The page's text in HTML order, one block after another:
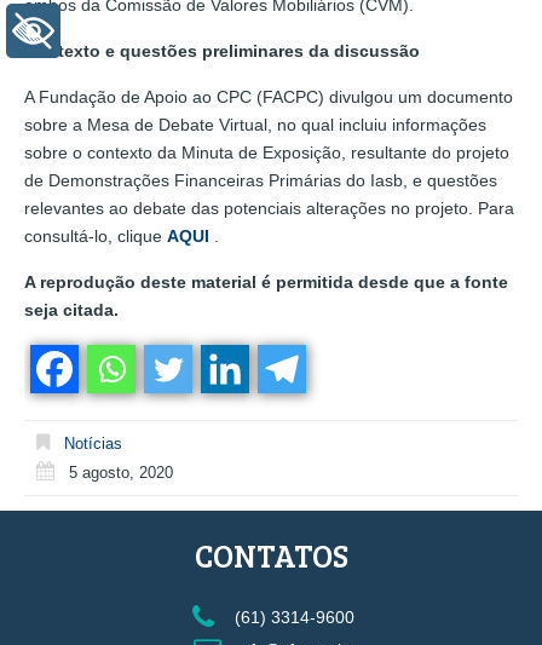
ambos da Comissão de Valores Mobiliários (CVM).
Contexto e questões preliminares da discussão
A Fundação de Apoio ao CPC (FACPC) divulgou um documento
sobre a Mesa de Debate Virtual, no qual incluiu informações
sobre o contexto da Minuta de Exposição, resultante do projeto
de Demonstrações Financeiras Primárias do Iasb, e questões
relevantes ao debate das potenciais alterações no projeto. Para
consultá-lo, clique AQUI
A reprodução deste material é permitida desde que a fonte
seja citada.
Notícias
5 agosto, 2020
CONTATOS
(61) 3314-9600